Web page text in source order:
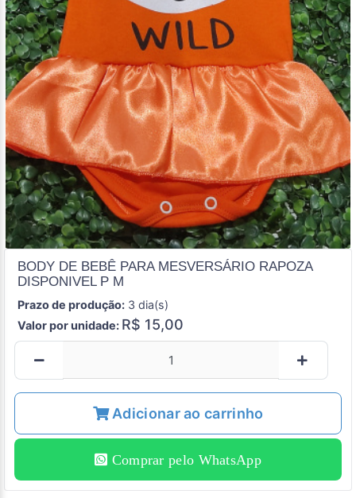
BODY DE BEBÊ PARA MESVERSÁRIO RAPOZA
DISPONIVEL P M
Prazo de produção: 3 dia(s)
Valor por unidade: R$ 15,00
Adicionar ao carrinho
Comprar pelo WhatsApp